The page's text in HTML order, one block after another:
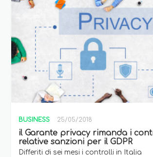
BUSINESS 25/05/2018
il Garante privacy rimanda i
relative sanzioni per il GDPR
Differiti di sei mesi i controlli in Italia